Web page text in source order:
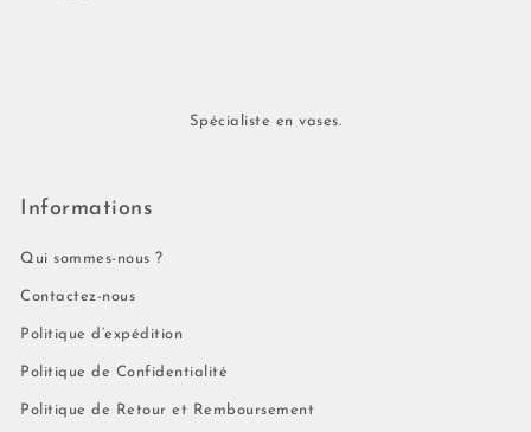
Spécialiste en vases.
Informations
Qui sommes-nous ?
Contactez-nous
Politique d’expédition
Politique de Confidentialité
Politique de Retour et Remboursement